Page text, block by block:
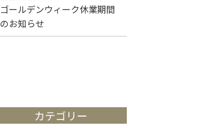
ゴールデンウィーク休業期間
のお知らせ
カテゴリー